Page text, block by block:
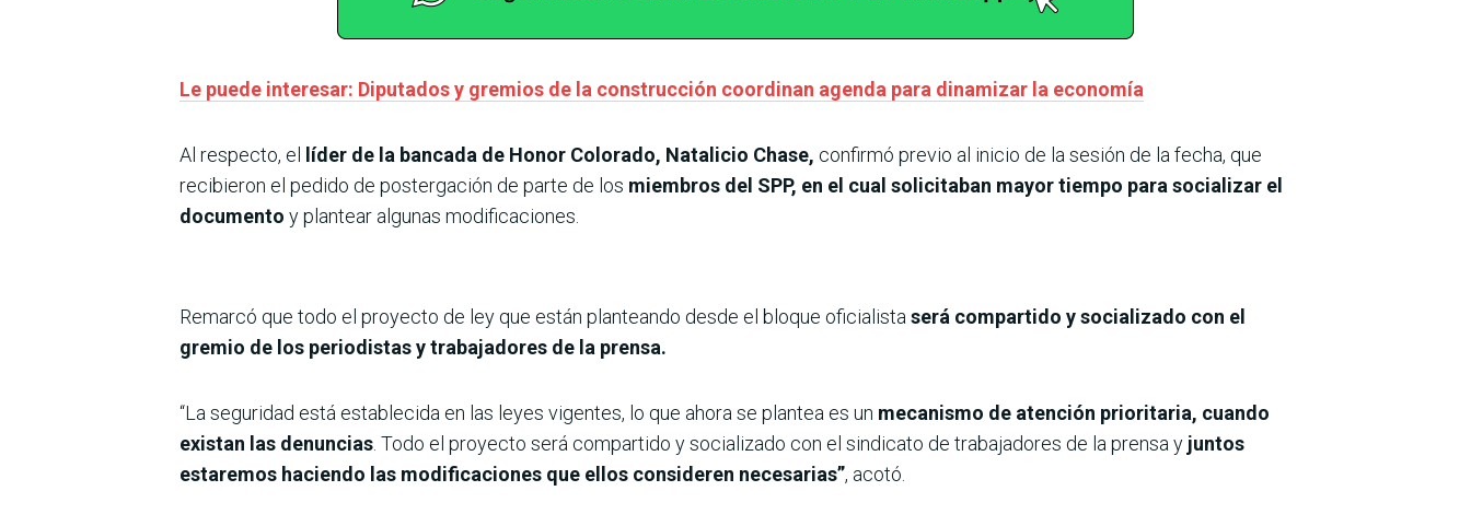
Le puede interesar: Diputados y gremios de la construcción coordinan agenda para dinamizar la economía
Al respecto, el líder de la bancada de Honor Colorado, Natalicio Chase, confirmó previo al inicio de la sesión de la fecha, que
recibieron el pedido de postergación de parte de los miembros del SPP, en el cual solicitaban mayor tiempo para socializar el
documento y plantear algunas modificaciones.
Remarcó que todo el proyecto de ley que están planteando desde el bloque oficialista será compartido y socializado con el
gremio de los periodistas y trabajadores de la prensa.
“La seguridad está establecida en las leyes vigentes, lo que ahora se plantea es un mecanismo de atención prioritaria, cuando
existan las denuncias . Todo el proyecto será compartido y socializado con el sindicato de trabajadores de la prensa y juntos
estaremos haciendo las modificaciones que ellos consideren necesarias”, acotó.